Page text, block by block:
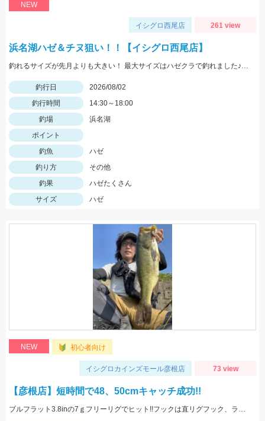
NEW
イシグロ西尾店 261 view
浜名湖ハゼ＆チヌ狙い！！【イシグロ西尾店】
釣れるサイズが先月よりも大きい！ 最大サイズはハゼクラで釣れました♪ 夕マヅメは一面ボイルだらけ！！果たして結果は...
釣行日
2026/08/02
釣行時間
14:30～18:00
釣場
浜名湖
ポイント
釣魚
ハゼ
釣り方
その他
釣果
ハゼたくさん
サイズ
ハゼ
NEW 初心者向け
イシグロカインズモール彦根店 73 view
【彦根店】短時間で48、50cmキャッチ成功!!
ブルフラット3.8inの7ｇフリーリグでヒット!!フックは直リグフック、ラインはツリノフロロがオススメです!!カバー撃ちが熱い時期になってきましたよ♪